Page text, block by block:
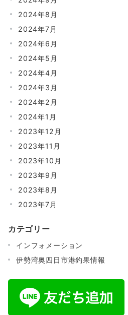
2024年8月
2024年7月
2024年6月
2024年5月
2024年4月
2024年3月
2024年2月
2024年1月
2023年12月
2023年11月
2023年10月
2023年9月
2023年8月
2023年7月
カテゴリー
インフォメーション
伊勢湾奥四日市港釣果情報